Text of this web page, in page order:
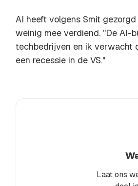
AI heeft volgens Smit
weinig mee verdiend. "De AI-
techbedrijven en ik verwacht
een recessie in de VS."
Laat ons